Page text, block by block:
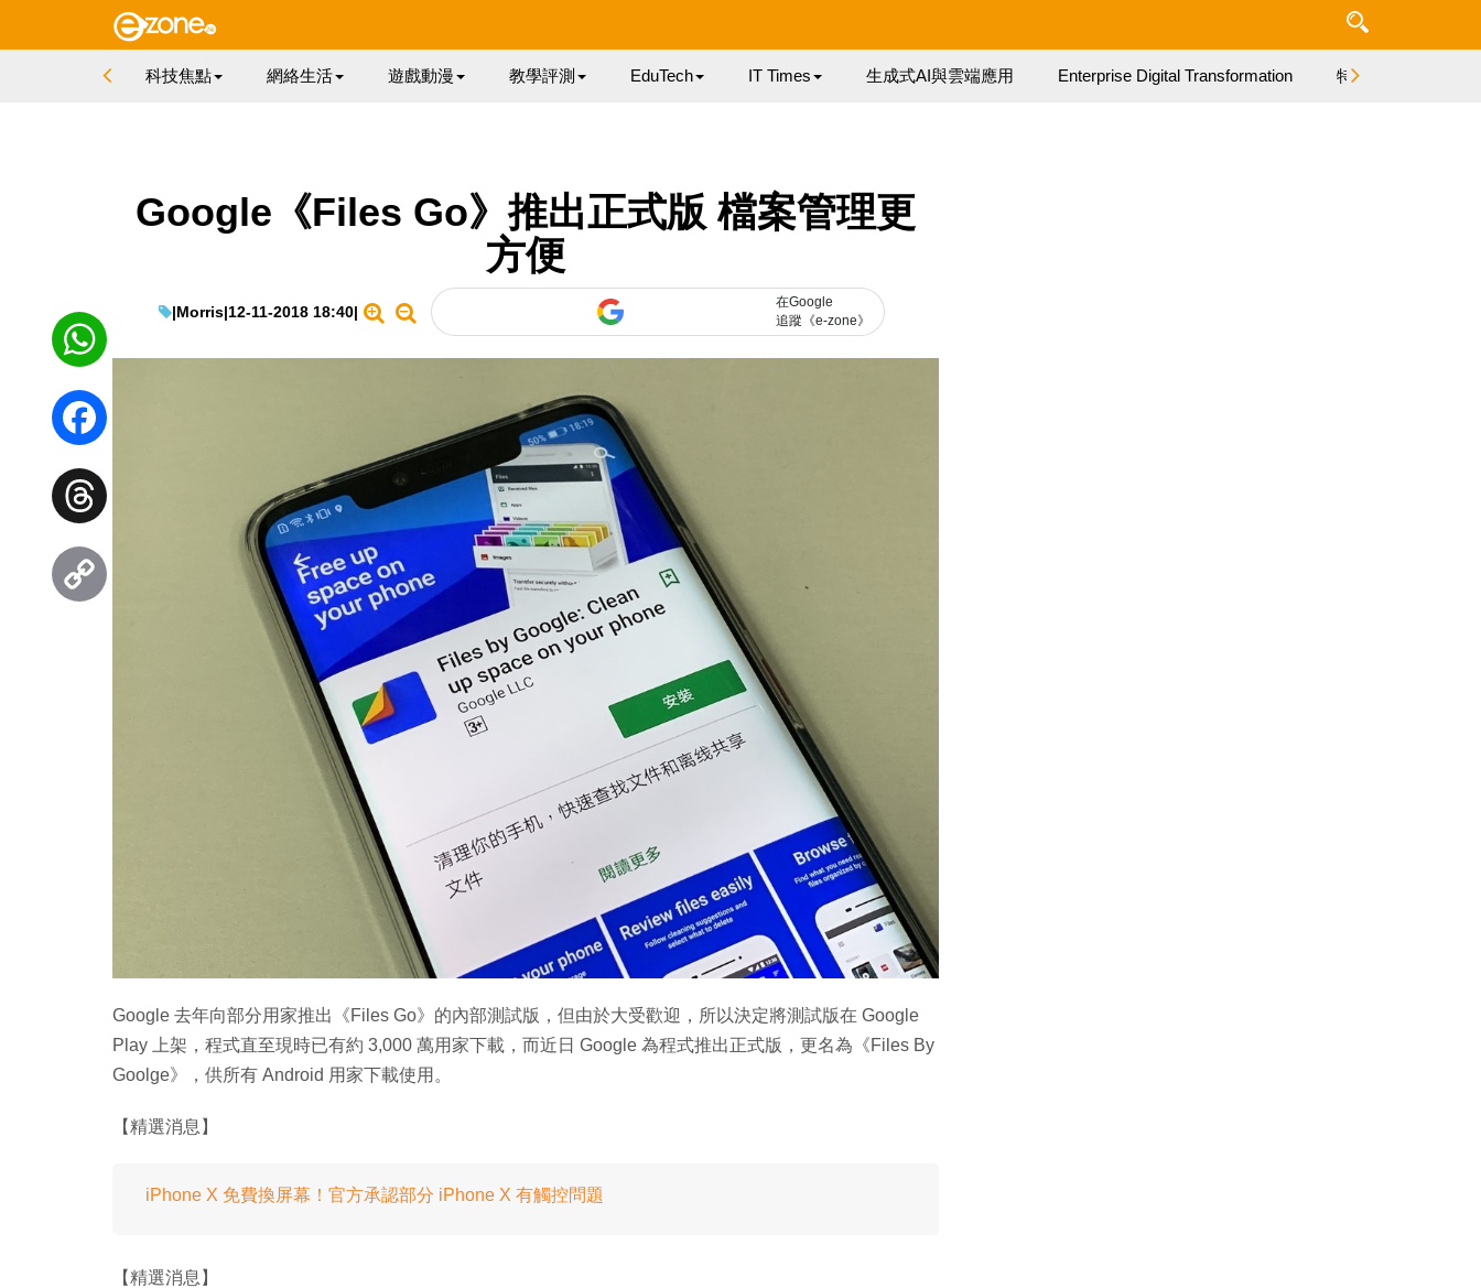
科技焦點 網絡生活 遊戲動漫 教學評測 EduTech IT Times 生成式AI與雲端應用 Enterprise Digital Transformation 特集
Google《Files Go》推出正式版 檔案管理更
方便
|Morris|12-11-2018 18:40|
在Google
追蹤《e-zone》
Google 去年向部分用家推出《Files Go》的內部測試版，但由於大受歡迎，所以決定將測試版在 Google
Play 上架，程式直至現時已有約 3,000 萬用家下載，而近日 Google 為程式推出正式版，更名為《Files By
Goolge》，供所有 Android 用家下載使用。
【精選消息】
iPhone X 免費換屏幕！官方承認部分 iPhone X 有觸控問題
【精選消息】
WhatsApp
Facebook
Threads